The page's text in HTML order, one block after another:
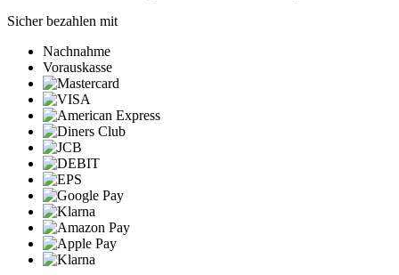
Sicher bezahlen mit
Nachnahme
Vorauskasse